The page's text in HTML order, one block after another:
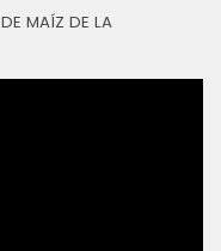
MAÍZ DE LA